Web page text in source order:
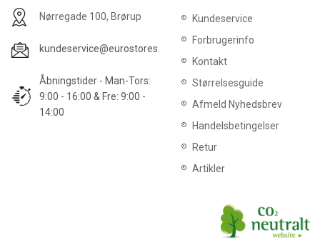
Nørregade 100, Brørup
kundeservice@eurostores.dk
Åbningstider - Man-Tors:
9:00 - 16:00 & Fre: 9:00 -
14:00
Kundeservice
Forbrugerinfo
Kontakt
Størrelsesguide
Afmeld Nyhedsbrev
Handelsbetingelser
Retur
Artikler